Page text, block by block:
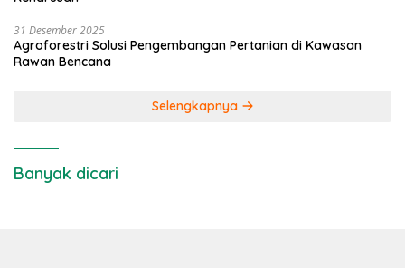
31 Desember 2025
Agroforestri Solusi Pengembangan Pertanian di Kawasan
Rawan Bencana
Selengkapnya
Banyak dicari